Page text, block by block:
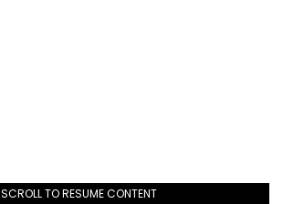
SCROLL TO RESUME CONTENT